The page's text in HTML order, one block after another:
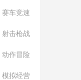
赛车竞速
射击枪战
动作冒险
模拟经营